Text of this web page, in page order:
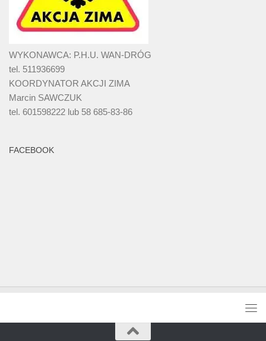
WYKONAWCA: P.H.U. WAN-DRÓG
tel. 511936699
KOORDYNATOR AKCJI ZIMA
Marcin SAWCZUK
tel. 601598222 lub 58 685-83-86
FACEBOOK